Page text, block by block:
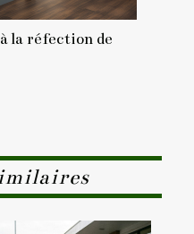
la réfection de